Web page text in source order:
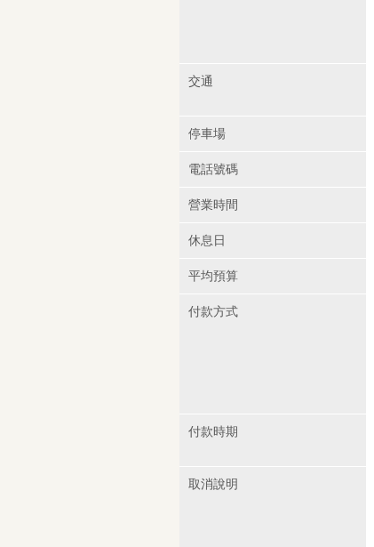
交通
停車場
電話號碼
營業時間
休息日
平均預算
付款方式
付款時期
取消說明